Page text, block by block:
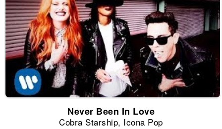
Never Been In Love
Cobra Starship, Icona Pop